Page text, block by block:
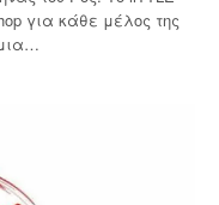
για κάθε μέλος της